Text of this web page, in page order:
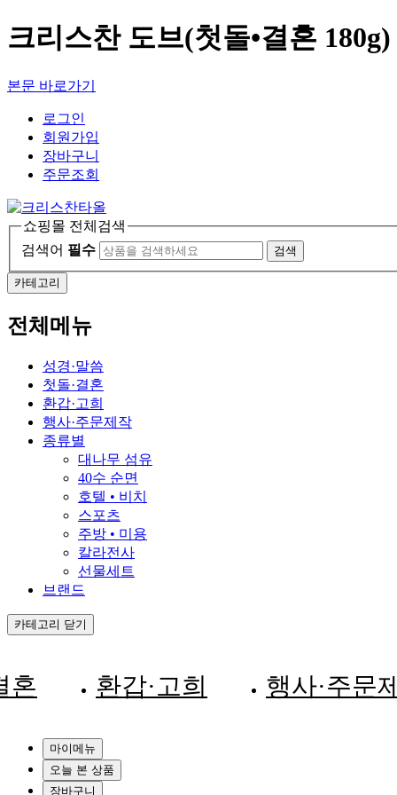
크리스찬 도브(첫돌•결혼
본문 바로가기
로그인
회원가입
장바구니
주문조회
쇼핑몰 전체검색
검색어 필수 검색
카테고리
전체메뉴
성경·말씀
첫돌·결혼
환갑·고희
행사·주문제작
종류별
대나무 섬유
40수 순면
호텔 • 비치
스포츠
주방 • 미용
칼라전사
선물세트
브랜드
카테고리 닫기
혼 환갑·고희 행사·주문
마이메뉴
오늘 본 상품
장바구니